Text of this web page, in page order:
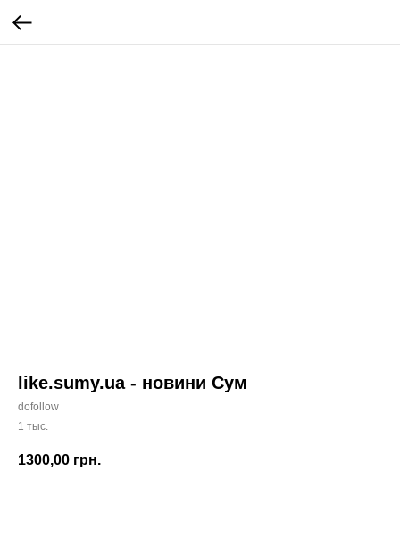
like.sumy.ua - новини Сум
dofollow
1 тыс.
1300,00 грн.